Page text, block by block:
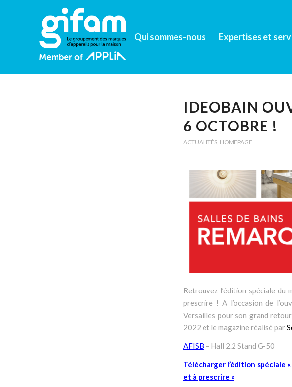
Qui sommes-nous Expertises et
IDEOBAIN
6 OCTOBRE !
ACTUALITÉS, HOMEPAGE
Retrouvez l’édition spéciale du
prescrire ! A l’occasion de
Versailles pour son grand
2022 et le magazine réalisé par
AFISB – Hall 2.2 Stand G-50
Télécharger l’édition spéciale
et à prescrire »